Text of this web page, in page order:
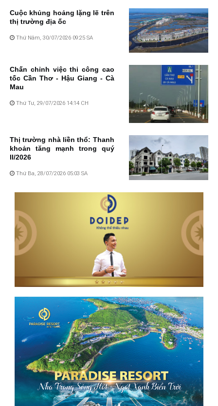
Cuộc khủng hoảng lặng lẽ trên
thị trường địa ốc
Thứ Năm, 30/07/2026 09:25 SA
Chấn chỉnh việc thi công cao
tốc Cần Thơ - Hậu Giang - Cà
Mau
Thứ Tư, 29/07/2026 14:14 CH
Thị trường nhà liền thổ: Thanh
khoản tăng mạnh trong quý
II/2026
Thứ Ba, 28/07/2026 05:03 SA